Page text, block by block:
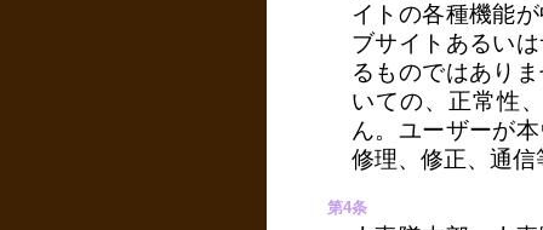
イトの各種機能
ブサイトあるい
るものではあり
いての、正常性
ん。ユーザーが
修理、修正、通
第4条